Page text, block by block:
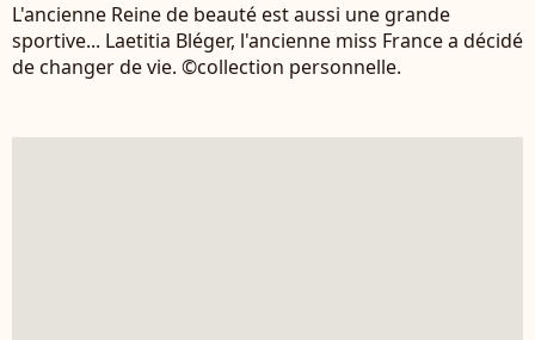
L'ancienne Reine de beauté est aussi une grande
sportive... Laetitia Bléger, l'ancienne miss France a décidé
de changer de vie. ©collection personnelle.